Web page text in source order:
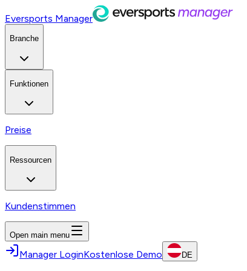
Eversports Manager
Branche
Funktionen
Preise
Ressourcen
Kundenstimmen
Open main menu
Manager LoginKostenlose Demo DE